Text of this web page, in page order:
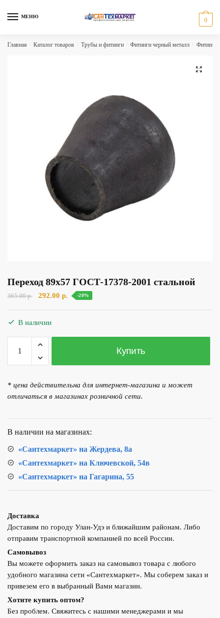
МЕНЮ
0
Главная Каталог товаров Трубы и фитинги Фитинги черный металл Фитинги
🔍
Переход 89х57 ГОСТ-17378-2001 стальной
365.00р.
Первоначальная
292.00 р. Текущая
-20%
В наличии
Количество
товара
Переход
ГОСТ-17378-
2001
Купить
* цена действительна для интернет-магазина и может
отличаться в магазинах розничной сети.
В наличии на магазинах:
«Сантехмаркет» на Жердева, 8а
«Сантехмаркет» на Ключевской, 54в
«Сантехмаркет» на Гагарина, 55
Доставка
Доставим по городу Улан-Удэ и ближайшим районам. Либо
отправим транспортной компанией по всей России.
Самовывоз
Вы можете оформить заказ на самовывоз товара с любого
удобного магазина сети «Сантехмаркет». Мы соберем заказ и
привезем его в выбранный Вами магазин.
Хотите купить оптом?
Без проблем. Свяжитесь с нашими менеджерами и мы